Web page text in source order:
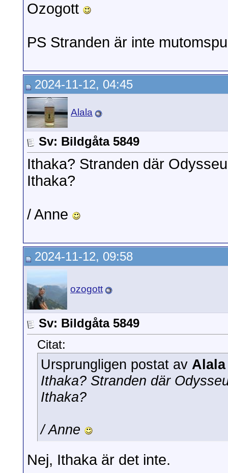
Ozogott
PS Stranden är inte
2024-11-12, 04:45
Alala
Sv: Bildgåta 5849
Ithaka? Stranden där
Ithaka?
/ Anne
2024-11-12, 09:58
ozogott
Sv: Bildgåta 5849
Citat:
Ursprungligen postat av Alala
Ithaka? Stranden där
Ithaka?
/ Anne
Nej, Ithaka är det inte.